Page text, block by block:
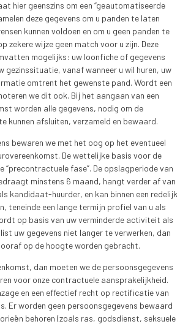
hier geenszins om een “geautomatiseerde
deze gegevens om u panden te laten
kunnen voldoen en om u geen panden te
zekere wijze geen match voor u zijn. Deze
mogelijks: uw loonfiche of gegevens
gezinssituatie, vanaf wanneer u wil huren, uw
omtrent het gewenste pand. Wordt een
we dit ook. Bij het aangaan van een
worden alle gegevens, nodig om de
kunnen afsluiten, verzameld en bewaard.
bewaren we met het oog op het eventueel
De wettelijke basis voor de
“precontractuele fase”. De opslagperiode van
minstens 6 maand, hangt verder af van
kandidaat-huurder, en kan binnen een redelijk
teneinde een lange termijn profiel van u als
op basis van uw verminderde activiteit als
uw gegevens niet langer te verwerken, dan
op de hoogte worden gebracht.
dan moeten we de persoonsgegevens
voor onze contractuele aansprakelijkheid.
en een effectief recht op rectificatie van
Er worden geen persoonsgegevens bewaard
behoren (zoals ras, godsdienst, seksuele